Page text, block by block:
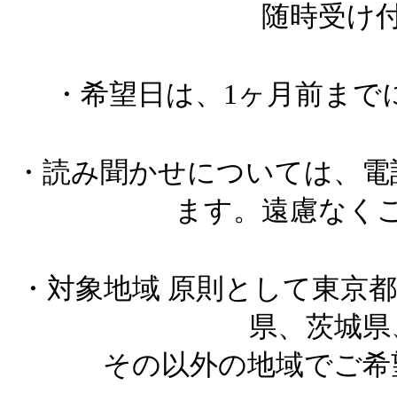
随時受け
・希望日は、1ヶ月前ま
・読み聞かせについては、
ます。遠慮なく
・対象地域 原則として東京
県、茨城
その以外の地域でご